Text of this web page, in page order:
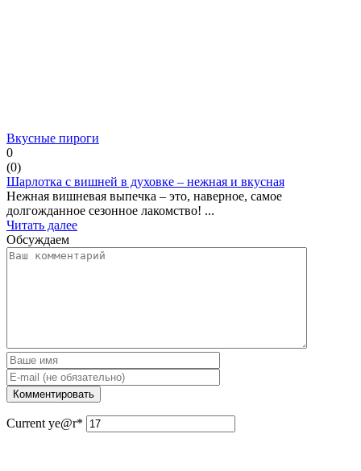
Вкусные пироги
0
(0)
Шарлотка с вишней в духовке – нежная и вкусная
Нежная вишневая выпечка – это, наверное, самое
долгожданное сезонное лакомство! ...
Читать далее
Обсуждаем
Current ye@r*